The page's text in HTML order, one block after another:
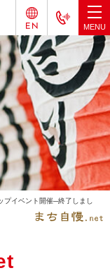
プイベント開催─終了しまし